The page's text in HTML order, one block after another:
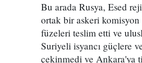
Bu arada Rusya, Esed
ortak bir askeri
füzeleri teslim etti ve
Suriyeli isyancı güçlere
çekinmedi ve Ankara'ya